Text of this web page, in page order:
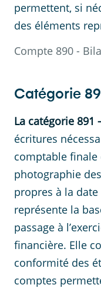
permettent, si
des éléments
Compte 890 -
Catégorie
La catégorie 891
écritures
comptable finale
photographie
propres à la
représente la
passage à
financière. Elle
conformité des
comptes